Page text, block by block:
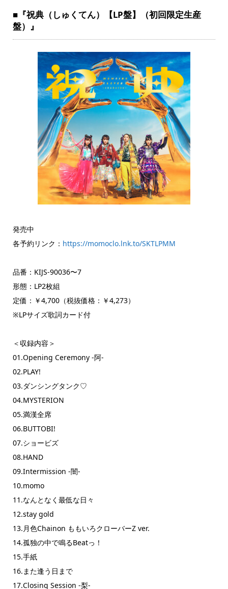
■『祝典（しゅくてん）【LP盤】（初回限定生産
盤）』
発売中
各予約リンク： https://momoclo.lnk.to/SKTLPMM
品番：KIJS-90036〜7
形態：LP2枚組
定価：￥4,700（税抜価格：￥4,273）
※LPサイズ歌詞カード付
＜収録内容＞
01.Opening Ceremony -阿-
02.PLAY!
03.ダンシングタンク♡
04.MYSTERION
05.満漢全席
06.BUTTOBI!
07.ショービズ
08.HAND
09.Intermission -闇-
10.momo
11.なんとなく最低な日々
12.stay gold
13.月色Chainon ももいろクローバーZ ver.
14.孤独の中で鳴るBeatっ！
15.手紙
16.また逢う日まで
17.Closing Session -梨-